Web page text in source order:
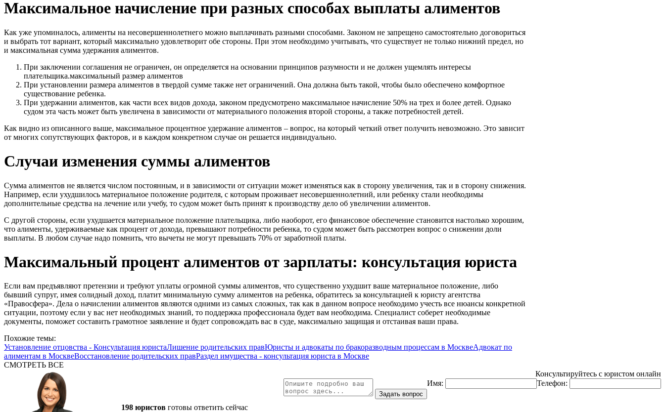
Максимальное начисление при разных способах выплаты алиментов
Как уже упоминалось, алименты на несовершеннолетнего можно выплачивать разными способами. Законом не запрещено самостоятельно договориться
и выбрать тот вариант, который максимально удовлетворит обе стороны. При этом необходимо учитывать, что существует не только нижний предел, но
и максимальная сумма удержания алиментов.
При заключении соглашения не ограничен, он определяется на основании принципов разумности и не должен ущемлять интересы
плательщика.максимальный размер алиментов
При установлении размера алиментов в твердой сумме также нет ограничений. Она должна быть такой, чтобы было обеспечено комфортное
существование ребенка.
При удержании алиментов, как части всех видов дохода, законом предусмотрено максимальное начисление 50% на трех и более детей. Однако
судом эта часть может быть увеличена в зависимости от материального положения второй стороны, а также потребностей детей.
Как видно из описанного выше, максимальное процентное удержание алиментов – вопрос, на который четкий ответ получить невозможно. Это зависит
от многих сопутствующих факторов, и в каждом конкретном случае он решается индивидуально.
Случаи изменения суммы алиментов
Сумма алиментов не является числом постоянным, и в зависимости от ситуации может изменяться как в сторону увеличения, так и в сторону снижения.
Например, если ухудшилось материальное положение родителя, с которым проживает несовершеннолетний, или ребенку стали необходимы
дополнительные средства на лечение или учебу, то судом может быть принят к производству дело об увеличении алиментов.
С другой стороны, если ухудшается материальное положение плательщика, либо наоборот, его финансовое обеспечение становится настолько хорошим,
что алименты, удерживаемые как процент от дохода, превышают потребности ребенка, то судом может быть рассмотрен вопрос о снижении доли
выплаты. В любом случае надо помнить, что вычеты не могут превышать 70% от заработной платы.
Максимальный процент алиментов от зарплаты: консультация юриста
Если вам предъявляют претензии и требуют уплаты огромной суммы алиментов, что существенно ухудшит ваше материальное положение, либо
бывший супруг, имея солидный доход, платит минимальную сумму алиментов на ребенка, обратитесь за консультацией к юристу агентства
«Правосфера». Дела о начислении алиментов являются одними из самых сложных, так как в данном вопросе необходимо учесть все нюансы конкретной
ситуации, поэтому если у вас нет необходимых знаний, то поддержка профессионала будет вам необходима. Специалист соберет необходимые
документы, поможет составить грамотное заявление и будет сопровождать вас в суде, максимально защищая и отстаивая ваши права.
Похожие темы:
Установление отцовства - Консультация юристаЛишение родительских правЮристы и адвокаты по бракоразводным процессам в МосквеАдвокат по
алиментам в МосквеВосстановление родительских правРаздел имущества - консультация юриста в Москве
СМОТРЕТЬ ВСЕ
198 юристов готовы ответить сейчас
Консультируйтесь с юристом онлайн
Имя:
Телефон: